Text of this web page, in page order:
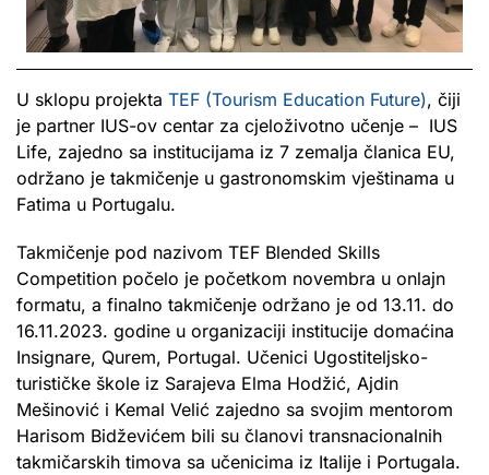
U sklopu projekta TEF (Tourism Education Future), čiji
je partner IUS-ov centar za cjeloživotno učenje – IUS
Life, zajedno sa institucijama iz 7 zemalja članica EU,
održano je takmičenje u gastronomskim vještinama u
Fatima u Portugalu.
Takmičenje pod nazivom TEF Blended Skills
Competition počelo je početkom novembra u onlajn
formatu, a finalno takmičenje održano je od 13.11. do
16.11.2023. godine u organizaciji institucije domaćina
Insignare, Qurem, Portugal. Učenici Ugostiteljsko-
turističke škole iz Sarajeva Elma Hodžić, Ajdin
Mešinović i Kemal Velić zajedno sa svojim mentorom
Harisom Bidževićem bili su članovi transnacionalnih
takmičarskih timova sa učenicima iz Italije i Portugala.